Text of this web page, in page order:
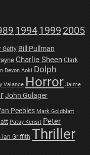
19941999 2005
Getty Bill Pullman
Charlie Sheen Clark
Devon Aoki Dolph
Valance Horror Jaime
John Gulager
Peebles Mark Goldblatt
Patsy Kensit Peter
Ian Griffith Thriller